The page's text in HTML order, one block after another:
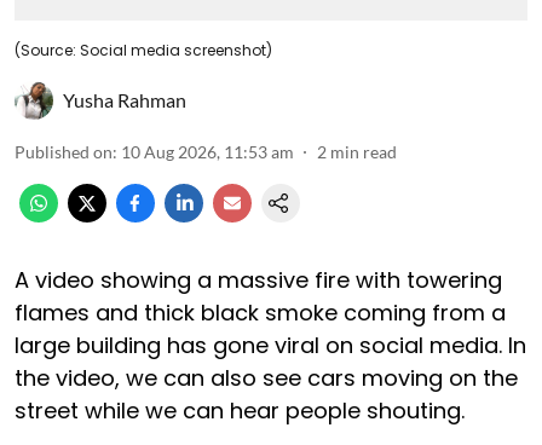
(Source: Social media screenshot)
Yusha Rahman
Published on: 10 Aug 2026, 11:53 am 2 min read
A video showing a massive fire with towering
flames and thick black smoke coming from a
large building has gone viral on social media. In
the video, we can also see cars moving on the
street while we can hear people shouting.